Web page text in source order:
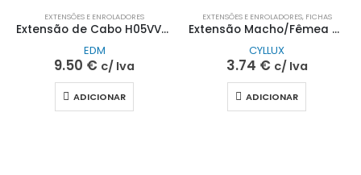
EXTENSÕES E ENROLADORES
Extensão de Cabo H05VV-F 3×1,5mm Branco 5MT| EDM
EDM
9.50 € c/ Iva
ADICIONAR
EXTENSÕES E ENROLADORES, FICHAS
Extensão Macho/Fêmea S/Terra 6A 250V~ 5M| CYLLUX
CYLLUX
3.74 € c/ Iva
ADICIONAR